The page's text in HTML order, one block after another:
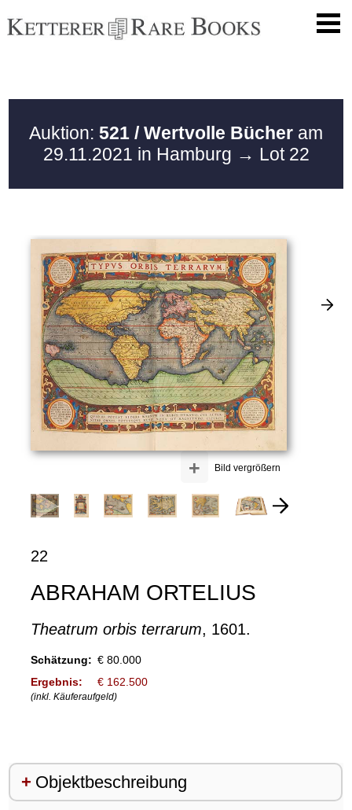
Auktion: 521 / Wertvolle Bücher am
29.11.2021 in Hamburg → Lot 22
Bild vergrößern
+
22
ABRAHAM ORTELIUS
Theatrum orbis terrarum, 1601.
Schätzung: € 80.000
Ergebnis:
€ 162.500
(inkl. Käuferaufgeld)
Objektbeschreibung